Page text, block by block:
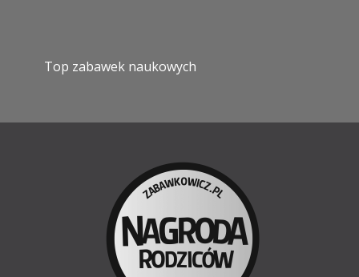
Top zabawek naukowych